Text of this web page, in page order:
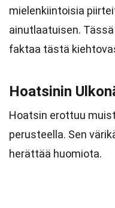
mielenkiintoisia
ainutlaatuisen.
faktaa tästä
Hoatsinin
Hoatsin erottuu
perusteella. Sen
herättää huomiota.